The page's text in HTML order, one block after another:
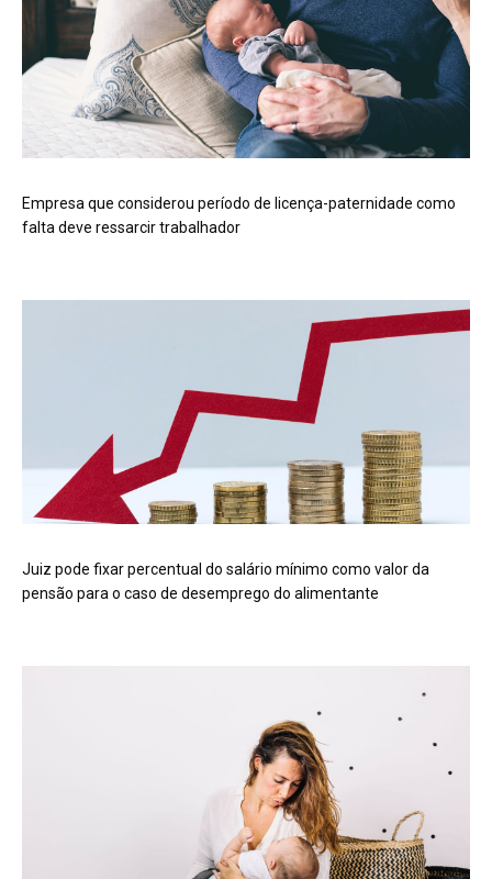
Empresa que considerou período de licença-paternidade como
falta deve ressarcir trabalhador
Juiz pode fixar percentual do salário mínimo como valor da
pensão para o caso de desemprego do alimentante